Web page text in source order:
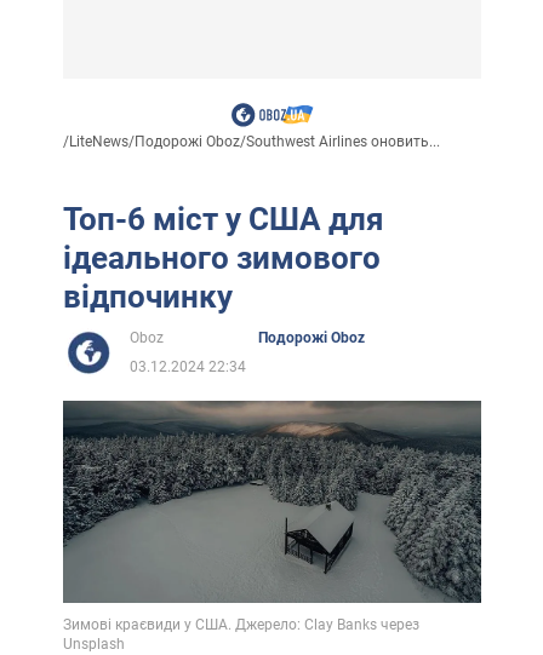
/LiteNews/Подорожі Oboz/Southwest Airlines оновить...
Топ-6 міст у США для
ідеального зимового
відпочинку
Oboz
Подорожі Oboz
03.12.2024 22:34
Зимові краєвиди у США. Джерело: Clay Banks через
Unsplash